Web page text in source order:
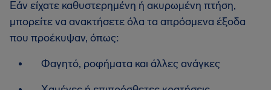
Εάν είχατε καθυστερημένη ή ακυρωμένη πτήση,
μπορείτε να ανακτήσετε όλα τα απρόσμενα έξοδα
που προέκυψαν, όπως:
Φαγητό, ροφήματα και άλλες ανάγκες